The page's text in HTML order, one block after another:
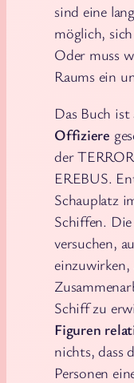
sind eine
möglich,
Oder muss
Raums ein
Das Buch ist
Offiziere
der
EREBUS.
Schauplatz
Schiffen.
versuchen,
Schiff zu
Figuren
nichts, dass
Personen